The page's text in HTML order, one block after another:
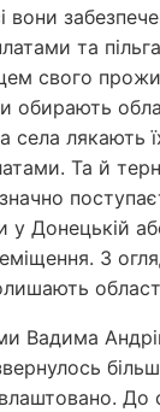
вони
та
свого
обирають
села лякають
Та й
у Донецькій
З
Вадима
До